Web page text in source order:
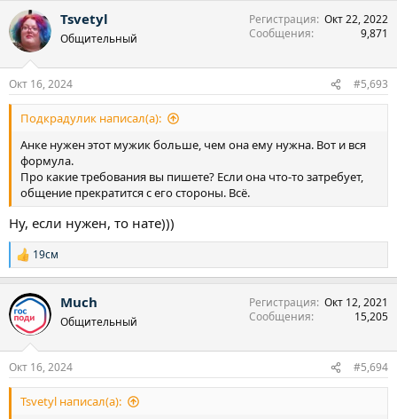
к
ц
и
Tsvetyl
Общительный
Регистрация Окт 22, 2022
Сообщения
9,871
Окт 16, 2024 #5,693
Подкрадулик написал(а):
Анке нужен этот мужик больше, чем она ему нужна. Вот и вся
формула.
Про какие требования вы пишете? Если она что-то затребует,
общение прекратится с его стороны. Всё.
Ну, если нужен, то нате)))
Р
е
к
ц
и
19см
Much
Общительный
Регистрация Окт 12, 2021
Сообщения
15,205
Окт 16, 2024 #5,694
Tsvetyl написал(а):